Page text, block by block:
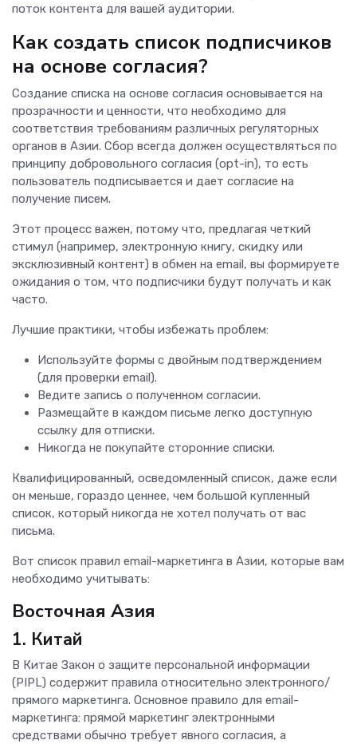
поток контента для вашей аудитории.
Как создать список подписчиков
на основе согласия?
Создание списка на основе согласия основывается на
прозрачности и ценности, что необходимо для
соответствия требованиям различных регуляторных
органов в Азии. Сбор всегда должен осуществляться по
принципу добровольного согласия (opt-in), то есть
пользователь подписывается и дает согласие на
получение писем.
Этот процесс важен, потому что, предлагая четкий
стимул (например, электронную книгу, скидку или
эксклюзивный контент) в обмен на email, вы формируете
ожидания о том, что подписчики будут получать и как
часто.
Лучшие практики, чтобы избежать проблем:
Используйте формы с двойным подтверждением
(для проверки email).
Ведите запись о полученном согласии.
Размещайте в каждом письме легко доступную
ссылку для отписки.
Никогда не покупайте сторонние списки.
Квалифицированный, осведомленный список, даже если
он меньше, гораздо ценнее, чем большой купленный
список, который никогда не хотел получать от вас
письма.
Вот список правил email-маркетинга в Азии, которые вам
необходимо учитывать:
Восточная Азия
1. Китай
В Китае Закон о защите персональной информации
(PIPL) содержит правила относительно электронного/
прямого маркетинга. Основное правило для email-
маркетинга: прямой маркетинг электронными
средствами обычно требует явного согласия, а